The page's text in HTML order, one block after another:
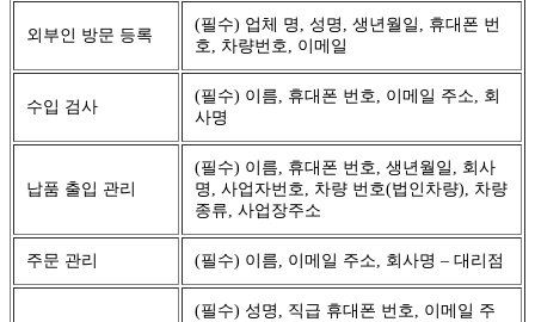
외부인 방문 등록
(필수) 업체 명, 성명, 생년월일, 휴대폰 번
호, 차량번호, 이메일
수입 검사
(필수) 이름, 휴대폰 번호, 이메일 주소, 회
사명
납품 출입 관리
(필수) 이름, 휴대폰 번호, 생년월일, 회사
명, 사업자번호, 차량 번호(법인차량), 차량
종류, 사업장주소
주문 관리 (필수) 이름, 이메일 주소, 회사명 – 대리점
(필수) 성명, 직급 휴대폰 번호, 이메일 주